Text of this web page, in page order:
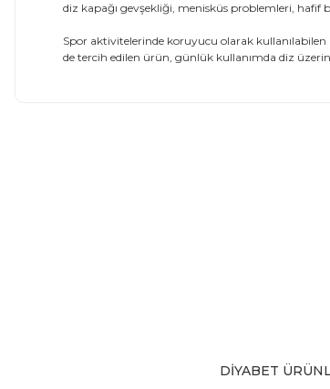
diz kapağı gevşekliği, menisküs problemleri, hafif
Spor aktivitelerinde koruyucu olarak
de tercih edilen ürün, günlük kullanımda diz
DİYABET